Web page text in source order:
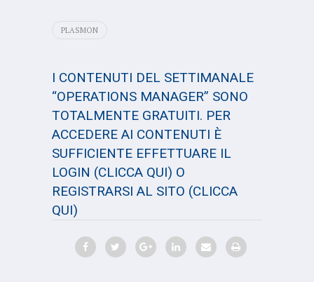
PLASMON
I CONTENUTI DEL SETTIMANALE
“OPERATIONS MANAGER” SONO
TOTALMENTE GRATUITI. PER
ACCEDERE AI CONTENUTI È
SUFFICIENTE EFFETTUARE IL
LOGIN (CLICCA QUI) O
REGISTRARSI AL SITO (CLICCA
QUI)